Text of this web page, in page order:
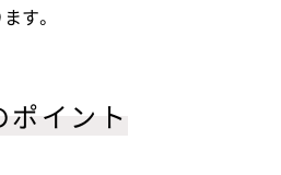
す。
ポイント